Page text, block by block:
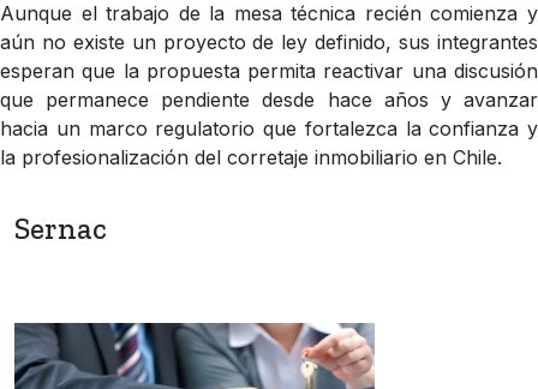
Aunque el trabajo de la mesa técnica recién comienza y
aún no existe un proyecto de ley definido, sus integrantes
esperan que la propuesta permita reactivar una discusión
que permanece pendiente desde hace años y avanzar
hacia un marco regulatorio que fortalezca la confianza y
la profesionalización del corretaje inmobiliario en Chile.
Sernac